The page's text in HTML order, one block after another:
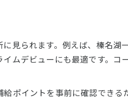
エントリー方法
る競技ポイント
成長の証
見られます。例えば、榛名湖
ムデビューにも最適です。コ
ポイントを事前に確認できる